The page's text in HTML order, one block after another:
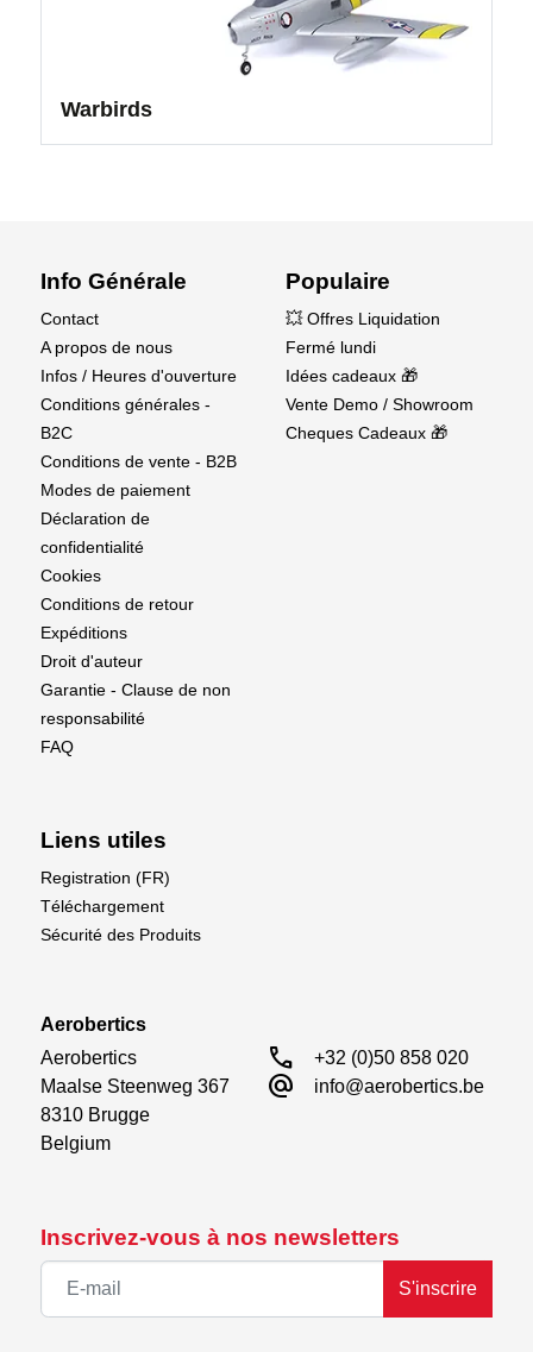
Warbirds
Inscrivez-vous à nos newsletters
S'inscrire
Info Générale
Contact
A propos de nous
Infos / Heures d'ouverture
Conditions générales -
B2C
Conditions de vente - B2B
Modes de paiement
Déclaration de
confidentialité
Cookies
Conditions de retour
Expéditions
Droit d'auteur
Garantie - Clause de non
responsabilité
FAQ
Populaire
💥 Offres Liquidation
Fermé lundi
Idées cadeaux 🎁
Vente Demo / Showroom
Cheques Cadeaux 🎁
Liens utiles
Registration (FR)
Téléchargement
Sécurité des Produits
Aerobertics
Aerobertics
Maalse Steenweg 367
8310 Brugge
Belgium
call +32 (0)50 858 020
alternate_email info@aerobertics.be